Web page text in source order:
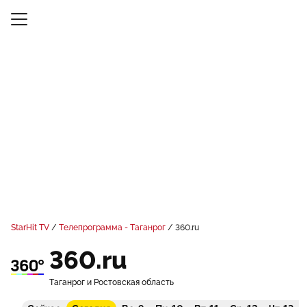
StarHit TV Телепрограмма - Таганрог 360.ru
360.ru
Таганрог и Ростовская область